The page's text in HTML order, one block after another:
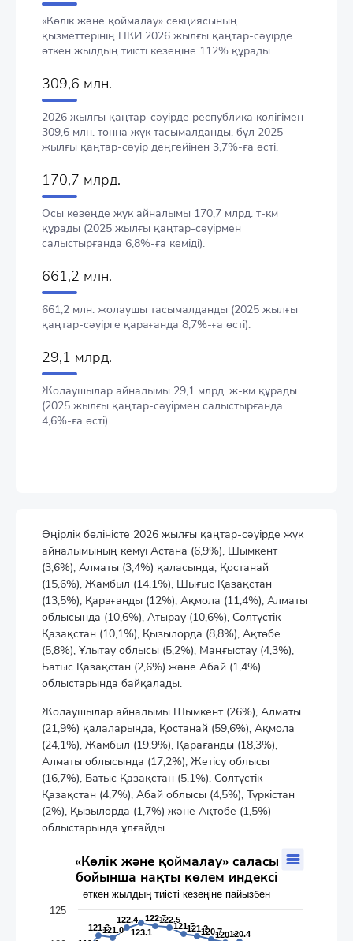
«Көлік және қоймалау» секциясының
қызметтерінің НКИ 2026 жылғы қаңтар-сәуірде
өткен жылдың тиісті кезеңіне 112% құрады.
309,6 млн.
2026 жылғы қаңтар-сәуірде республика көлігімен
309,6 млн. тонна жүк тасымалданды, бұл 2025
жылғы қаңтар-сәуір деңгейінен 3,7%-ға өсті.
170,7 млрд.
Осы кезеңде жүк айналымы 170,7 млрд. т-км
құрады (2025 жылғы қаңтар-сәуірмен
салыстырғанда 6,8%-ға кеміді).
661,2 млн.
661,2 млн. жолаушы тасымалданды (2025 жылғы
қаңтар-сәуірге қарағанда 8,7%-ға өсті).
29,1 млрд.
Жолаушылар айналымы 29,1 млрд. ж-км құрады
(2025 жылғы қаңтар-сәуірмен салыстырғанда
4,6%-ға өсті).
Өңірлік бөліністе 2026 жылғы қаңтар-сәуірде жүк
айналымының кемуі Астана (6,9%), Шымкент
(3,6%), Алматы (3,4%) қаласында, Қостанай
(15,6%), Жамбыл (14,1%), Шығыс Қазақстан
(13,5%), Қарағанды (12%), Ақмола (11,4%), Алматы
облысында (10,6%), Атырау (10,6%), Солтүстік
Қазақстан (10,1%), Қызылорда (8,8%), Ақтөбе
(5,8%), Ұлытау облысы (5,2%), Маңғыстау (4,3%),
Батыс Қазақстан (2,6%) және Абай (1,4%)
облыстарында байқалады.
Жолаушылар айналымы Шымкент (26%), Алматы
(21,9%) қалаларында, Қостанай (59,6%), Ақмола
(24,1%), Жамбыл (19,9%), Қарағанды (18,3%),
Алматы облысында (17,2%), Жетісу облысы
(16,7%), Батыс Қазақстан (5,1%), Солтүстік
Қазақстан (4,7%), Абай облысы (4,5%), Түркістан
(2%), Қызылорда (1,7%) және Ақтөбе (1,5%)
облыстарында ұлғайды.
«Көлік және қоймалау» саласы бойынша нақты көлем
Line chart with 16 data points.
өткен жылдың тиісті кезеңіне пайызбен
The chart has 1 X axis displaying categories.
The chart has 1 Y axis displaying values. Data ranges from
«Көлік және қоймалау» саласы
бойынша нақты көлем индексі
өткен жылдың тиісті кезеңіне пайызбен
121.3
121.3121.0
121.0
122.4
122.4
123.1
123.1
122.7
122.7122.5
122.5
121.5
121.5121.2
121.2120.7
120.7120.3
120.3120.4
120.4
125